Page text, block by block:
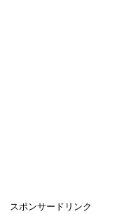
スポンサードリンク